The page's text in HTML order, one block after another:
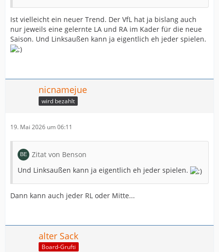
Ist vielleicht ein neuer Trend. Der VfL hat ja bislang auch
nur jeweils eine gelernte LA und RA im Kader für die neue
Saison. Und Linksaußen kann ja eigentlich eh jeder spielen.
nicnamejue
wird bezahlt
19. Mai 2026 um 06:11
Zitat von Benson
Und Linksaußen kann ja eigentlich eh jeder spielen.
Dann kann auch jeder RL oder Mitte...
alter Sack
Board-Grufti